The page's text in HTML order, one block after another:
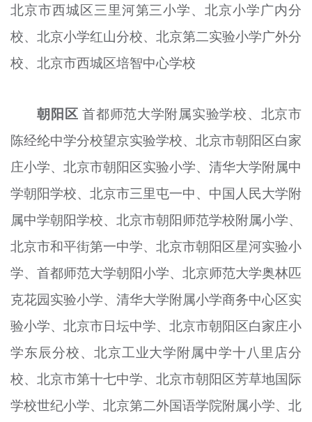
北京市西城区三里河第三小学、北京小学广内分
校、北京小学红山分校、北京第二实验小学广外分
校、北京市西城区培智中心学校
朝阳区 首都师范大学附属实验学校、北京市
陈经纶中学分校望京实验学校、北京市朝阳区白家
庄小学、北京市朝阳区实验小学、清华大学附属中
学朝阳学校、北京市三里屯一中、中国人民大学附
属中学朝阳学校、北京市朝阳师范学校附属小学、
北京市和平街第一中学、北京市朝阳区星河实验小
学、首都师范大学朝阳小学、北京师范大学奥林匹
克花园实验小学、清华大学附属小学商务中心区实
验小学、北京市日坛中学、北京市朝阳区白家庄小
学东辰分校、北京工业大学附属中学十八里店分
校、北京市第十七中学、北京市朝阳区芳草地国际
学校世纪小学、北京第二外国语学院附属小学、北